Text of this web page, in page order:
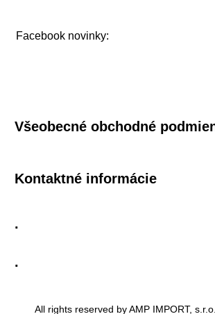
Facebook novinky:
Všeobecné obchodné
Kontaktné informácie
.
.
All rights reserved by AMP IMPORT,